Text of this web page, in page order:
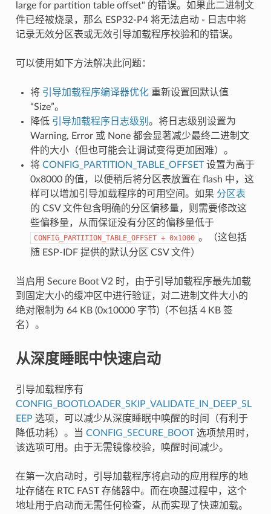
large for partition table offset" 的错误。如果此二进制文
件已经被烧录，那么 ESP32-P4 将无法启动 - 日志中将
记录无效分区表或无效引导加载程序校验和的错误。
可以使用如下方法解决此问题：
将 引导加载程序编译器优化重新设置回默认值
“Size”。
降低 引导加载程序日志级别 。将日志级别设置为
Warning, Error 或 None 都会显著减少最终二进制文
件的大小（但也可能会让调试变得更加困难）。
将 CONFIG_PARTITION_TABLE_OFFSET设置为高于
0x8000 的值，以便稍后将分区表放置在 flash 中，这
样可以增加引导加载程序的可用空间。如果 分区表
的 CSV 文件包含明确的分区偏移量，则需要修改这
些偏移量，从而保证没有分区的偏移量低于
CONFIG_PARTITION_TABLE_OFFSET + 0x1000 。（这包括
随 ESP-IDF 提供的默认分区 CSV 文件）
当启用 Secure Boot V2 时，由于引导加载程序最先加载
到固定大小的缓冲区中进行验证，对二进制文件大小的
绝对限制为 64 KB (0x10000 字节)（不包括 4 KB 签
名）。
从深度睡眠中快速启动
引导加载程序有
CONFIG_BOOTLOADER_SKIP_VALIDATE_IN_DEEP_SL
EEP 选项，可以减少从深度睡眠中唤醒的时间（有利于
降低功耗）。当 CONFIG_SECURE_BOOT选项禁用时，
该选项可用。由于无需镜像校验，唤醒时间减少。
在第一次启动时，引导加载程序将启动的应用程序的地
址存储在 RTC FAST 存储器中。而在唤醒过程中，这个
地址用于启动而无需任何检查，从而实现了快速加载。